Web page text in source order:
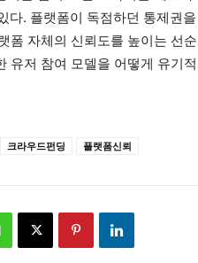
. 플랫폼이 독점하던 통제권
폼 자체의 신뢰도를 높이는 선
유저 참여 모델을 어떻게 유기
크라우드펀딩 플랫폼신뢰